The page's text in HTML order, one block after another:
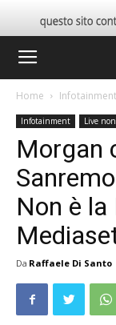
Home Infotainment
Infotainment Live
Morgan
Non è la
Da Raffaele Di Santo